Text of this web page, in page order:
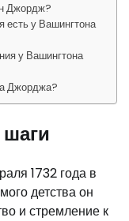
Джордж?
есть у Вашингтона
у Вашингтона
Джорджа?
1732 года в
детства он
и стремление к